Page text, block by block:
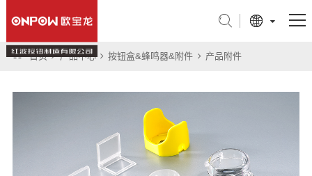
首页 产品中心 按钮盒&蜂鸣器&附件 产品附件